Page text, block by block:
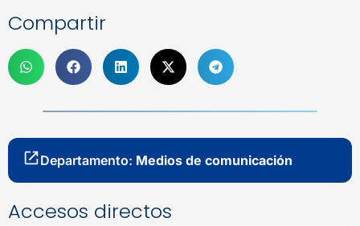
Compartir
Departamento: Medios de comunicación
Accesos directos